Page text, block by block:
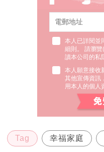
本人已詳閱並
細則。 請瀏覽(
讀本公司的私
本人願意接收
其他宣傳資訊
用本人的個人
Tag 幸福家庭